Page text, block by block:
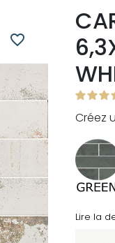
favorite_border
Créez
Lire la